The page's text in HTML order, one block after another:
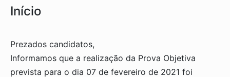
Início
Prezados candidatos,
Informamos que a realização da Prova Objetiva
prevista para o dia 07 de fevereiro de 2021 foi